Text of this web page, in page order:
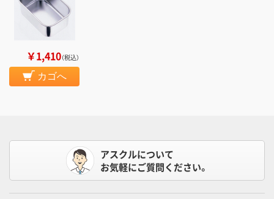
￥1,410（税込）
カゴへ
アスクルについて
お気軽にご質問ください。